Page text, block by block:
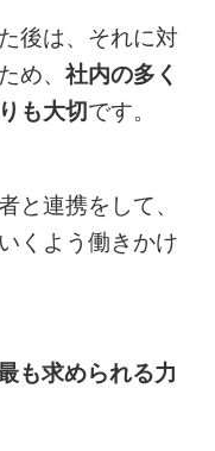
後は、それに対
め、 社内の多く
も大切です。
と連携をして、
くよう働きかけ
も求められる力